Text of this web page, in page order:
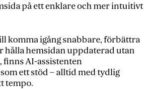
på ett enklare och mer intuitivt
komma igång snabbare, förbättra
hålla hemsidan uppdaterad utan
finns AI-assistenten
ett stöd – alltid med tydlig
tempo.